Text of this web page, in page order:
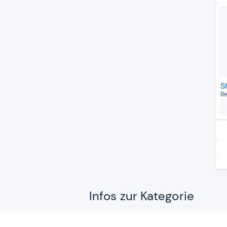
Infos zur Kategorie